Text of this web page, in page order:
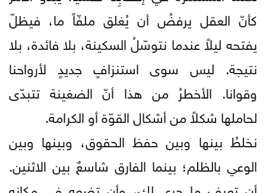
كأنّ العقل يرفضُ أن يُغلق ملفّاً ما، فيظلّ
يفتحه ليلاً عندما نتوسّلُ السكينة، بلا فائدة، بلا
نتيجة. ليس سوى استنزافٍ جديدٍ لأرواحنا
وقوانا. الأخطرُ من هذا أنّ الضغينة تتبدّى
لحاملها شكلاً من أشكال القوّة أو الكرامة.
نخلطُ بينها وبين حفظ الحقوق، وبينها وبين
الوعي بالظلم؛ بينما الفارق شاسعٌ بين الاثنين.